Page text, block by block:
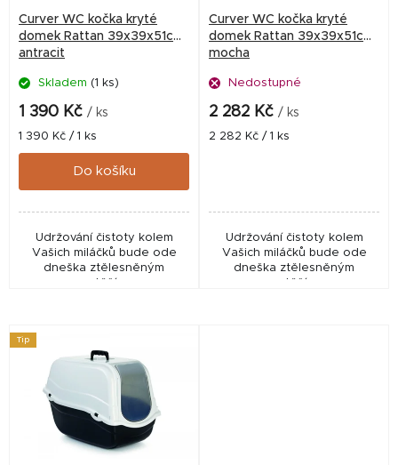
o
d
Curver WC kočka kryté
domek Rattan 39x39x51cm
antracit
Skladem (1 ks)
1 390 Kč / ks
Měrná
cena:
1 390 Kč / 1 ks
Do košíku
Udržování čistoty kolem
Vašich miláčků bude ode
dneška ztělesněným
potěším.
Curver WC kočka kryté
domek Rattan 39x39x51cm
mocha
Nedostupné
2 282 Kč / ks
Měrná
2 282 Kč / 1 ks
Udržování čistoty kolem
Vašich miláčků bude ode
dneška ztělesněným
potěším.
Tip